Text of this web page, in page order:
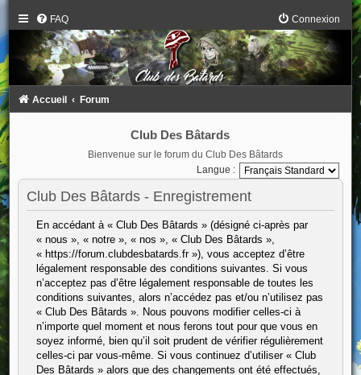
FAQ Connexion
Accueil Forum
Club Des Bâtards
Bienvenue sur le forum du Club Des Bâtards
Langue :
Club Des Bâtards - Enregistrement
En accédant à « Club Des Bâtards » (désigné ci-après par
« nous », « notre », « nos », « Club Des Bâtards »,
« https://forum.clubdesbatards.fr »), vous acceptez d’être
légalement responsable des conditions suivantes. Si vous
n’acceptez pas d’être légalement responsable de toutes les
conditions suivantes, alors n’accédez pas et/ou n’utilisez pas
« Club Des Bâtards ». Nous pouvons modifier celles-ci à
n’importe quel moment et nous ferons tout pour que vous en
soyez informé, bien qu’il soit prudent de vérifier régulièrement
celles-ci par vous-même. Si vous continuez d’utiliser « Club
Des Bâtards » alors que des changements ont été effectués,